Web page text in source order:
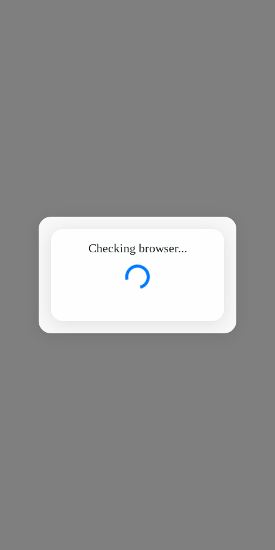
Checking browser...